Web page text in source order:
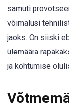
samuti
võimalusi
jaoks. On siiski
ülemäära
ja kohtumise